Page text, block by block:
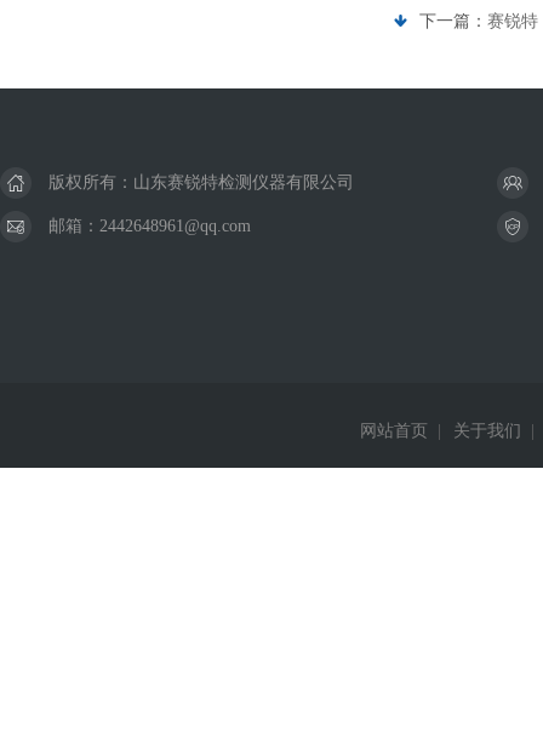
下一篇： 赛锐特
版权所有：山东赛锐特检测仪器有限公司
邮箱：2442648961@qq.com
网站首页 关于我们